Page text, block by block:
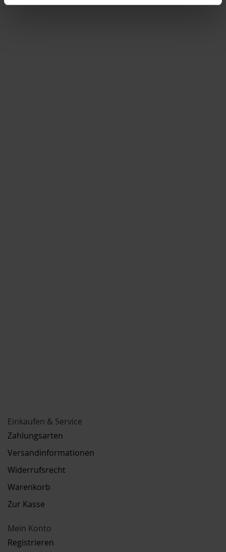
Einkaufen & Service
Zahlungsarten
Versandinformationen
Widerrufsrecht
Warenkorb
Zur Kasse
Mein Konto
Registrieren